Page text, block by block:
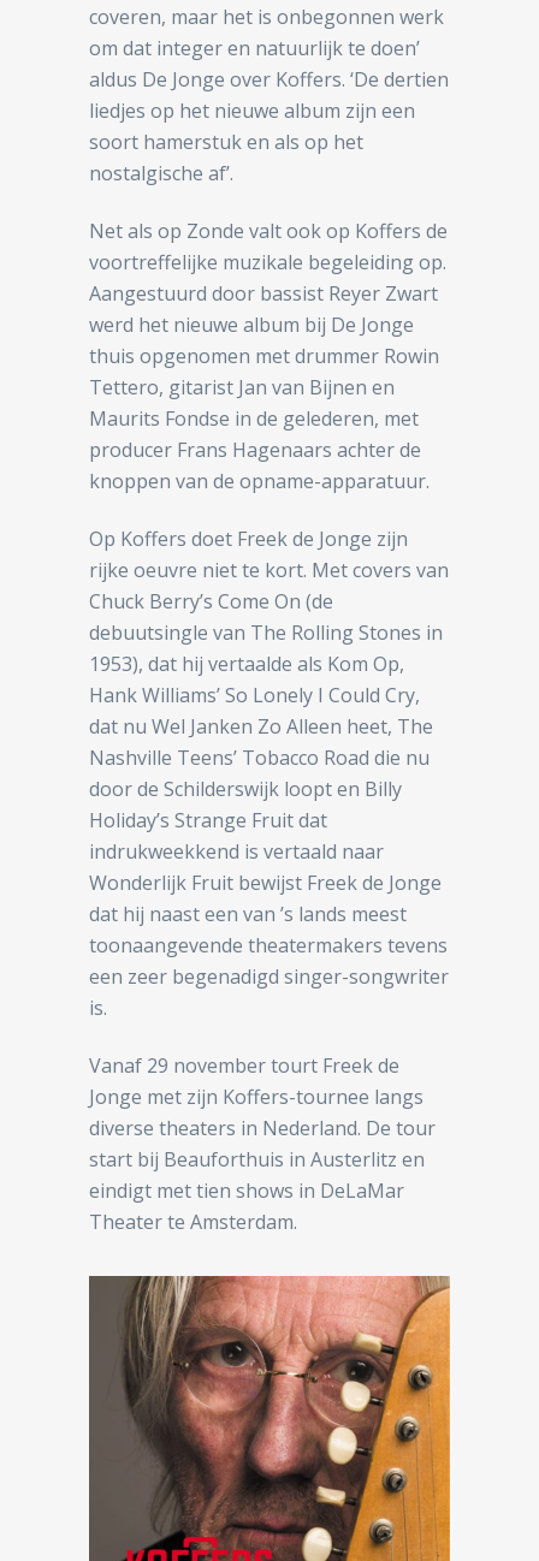
coveren, maar het is onbegonnen werk
om dat integer en natuurlijk te doen’
aldus De Jonge over Koffers. ‘De dertien
liedjes op het nieuwe album zijn een
soort hamerstuk en als op het
nostalgische af’.
Net als op Zonde valt ook op Koffers de
voortreffelijke muzikale begeleiding op.
Aangestuurd door bassist Reyer Zwart
werd het nieuwe album bij De Jonge
thuis opgenomen met drummer Rowin
Tettero, gitarist Jan van Bijnen en
Maurits Fondse in de gelederen, met
producer Frans Hagenaars achter de
knoppen van de opname-apparatuur.
Op Koffers doet Freek de Jonge zijn
rijke oeuvre niet te kort. Met covers van
Chuck Berry’s Come On (de
debuutsingle van The Rolling Stones in
1953), dat hij vertaalde als Kom Op,
Hank Williams’ So Lonely I Could Cry,
dat nu Wel Janken Zo Alleen heet, The
Nashville Teens’ Tobacco Road die nu
door de Schilderswijk loopt en Billy
Holiday’s Strange Fruit dat
indrukweekkend is vertaald naar
Wonderlijk Fruit bewijst Freek de Jonge
dat hij naast een van ’s lands meest
toonaangevende theatermakers tevens
een zeer begenadigd singer-songwriter
is.
Vanaf 29 november tourt Freek de
Jonge met zijn Koffers-tournee langs
diverse theaters in Nederland. De tour
start bij Beauforthuis in Austerlitz en
eindigt met tien shows in DeLaMar
Theater te Amsterdam.